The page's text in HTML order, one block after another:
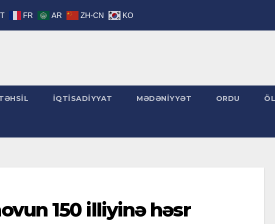
İQTİSADİYYAT MƏDƏNİYYƏT ORDU
150 illiyinə həsr
FR AR ZH-CN KO